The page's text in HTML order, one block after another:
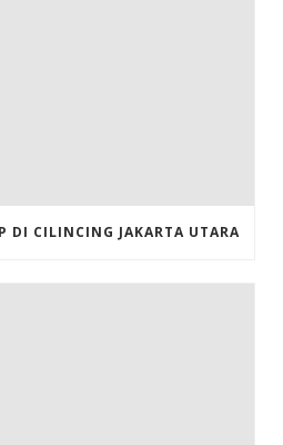
DI CILINCING JAKARTA UTARA